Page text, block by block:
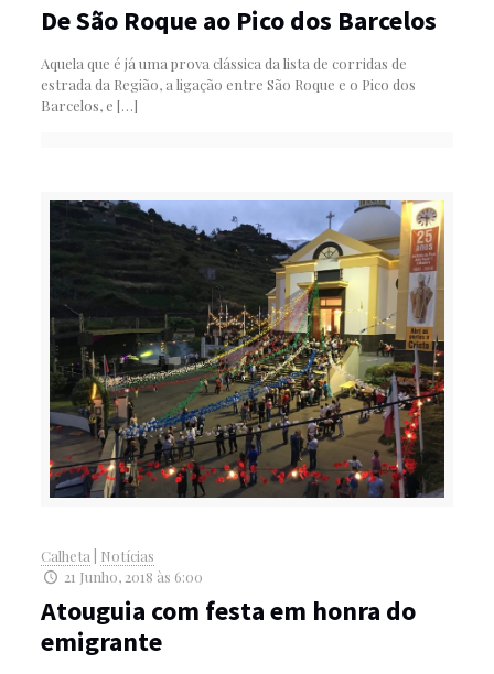
De São Roque ao Pico dos Barcelos
Aquela que é já uma prova clássica da lista de corridas de
estrada da Região, a ligação entre São Roque e o Pico dos
Barcelos, e […]
Calheta| Notícias
21 Junho, 2018 às 6:00
Atouguia com festa em honra do
emigrante